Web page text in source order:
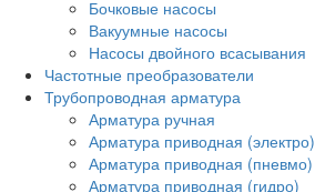
Бочковые насосы
Вакуумные насосы
Насосы двойного всасывания
Частотные преобразователи
Трубопроводная арматура
Арматура ручная
Арматура приводная (электро)
Арматура приводная (пневмо)
Арматура приводная (гидро)